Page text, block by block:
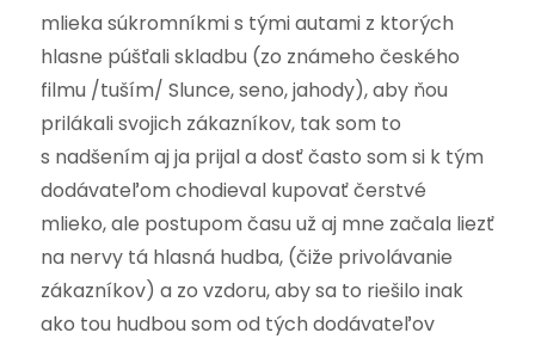
mlieka súkromníkmi s tými autami z ktorých
hlasne púšťali skladbu (zo známeho českého
filmu /tuším/ Slunce, seno, jahody), aby ňou
prilákali svojich zákazníkov, tak som to
s nadšením aj ja prijal a dosť často som si k tým
dodávateľom chodieval kupovať čerstvé
mlieko, ale postupom času už aj mne začala liezť
na nervy tá hlasná hudba, (čiže privolávanie
zákazníkov) a zo vzdoru, aby sa to riešilo inak
ako tou hudbou som od tých dodávateľov